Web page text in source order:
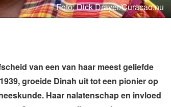
Foto: Dick Drayer/Curacao.nu
van een van haar meest geliefde
groeide Dinah uit tot een pionier op
Haar nalatenschap en invloed